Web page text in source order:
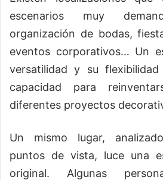
escenarios muy
organización de bodas,
eventos corporativos… Un
versatilidad y su
capacidad para
diferentes proyectos
Un mismo lugar,
puntos de vista, luce una
original. Algunas